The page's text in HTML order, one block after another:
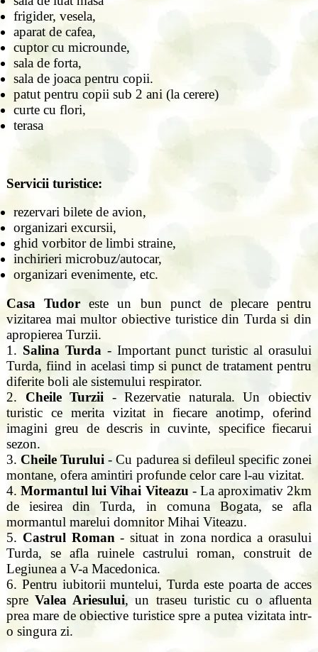
frigider, vesela,
aparat de cafea,
cuptor cu microunde,
sala de forta,
sala de joaca pentru copii.
patut pentru copii sub 2 ani (la cerere)
curte cu flori,
terasa
Servicii turistice:
rezervari bilete de avion,
organizari excursii,
ghid vorbitor de limbi straine,
inchirieri microbuz/autocar,
organizari evenimente, etc.
Casa Tudoreste un bun punct de plecare pentru
vizitarea mai multor obiective turistice din Turda si din
apropierea Turzii.
1. Salina Turda- Important punct turistic al orasului
Turda, fiind in acelasi timp si punct de tratament pentru
diferite boli ale sistemului respirator.
2. Cheile Turzii - Rezervatie naturala. Un obiectiv
turistic ce merita vizitat in fiecare anotimp, oferind
imagini greu de descris in cuvinte, specifice fiecarui
sezon.
3. Cheile Turului - Cu padurea si defileul specific zonei
montane, ofera amintiri profunde celor care l-au vizitat.
4.Mormantul lui Vihai Viteazu - La aproximativ 2km
de iesirea din Turda, in comuna Bogata, se afla
mormantul marelui domnitor Mihai Viteazu.
5. Castrul Roman- situat in zona nordica a orasului
Turda, se afla ruinele castrului roman, construit de
Legiunea a V-a Macedonica.
6. Pentru iubitorii muntelui, Turda este poarta de acces
spreValea Ariesului, un traseu turistic cu o afluenta
prea mare de obiective turistice spre a putea vizitata intr-
o singura zi.